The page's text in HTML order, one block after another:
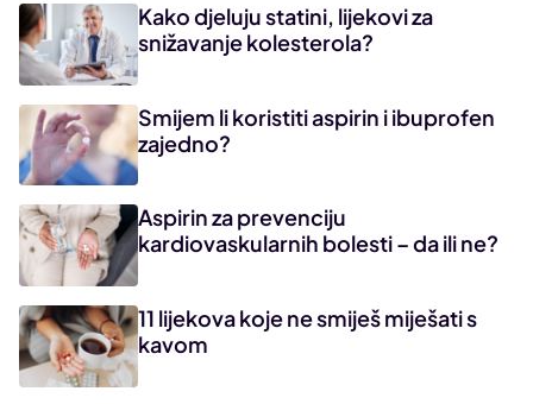
Kako djeluju statini, lijekovi za
snižavanje kolesterola?
Smijem li koristiti aspirin i ibuprofen
zajedno?
Aspirin za prevenciju
kardiovaskularnih bolesti – da ili ne?
11 lijekova koje ne smiješ miješati s
kavom